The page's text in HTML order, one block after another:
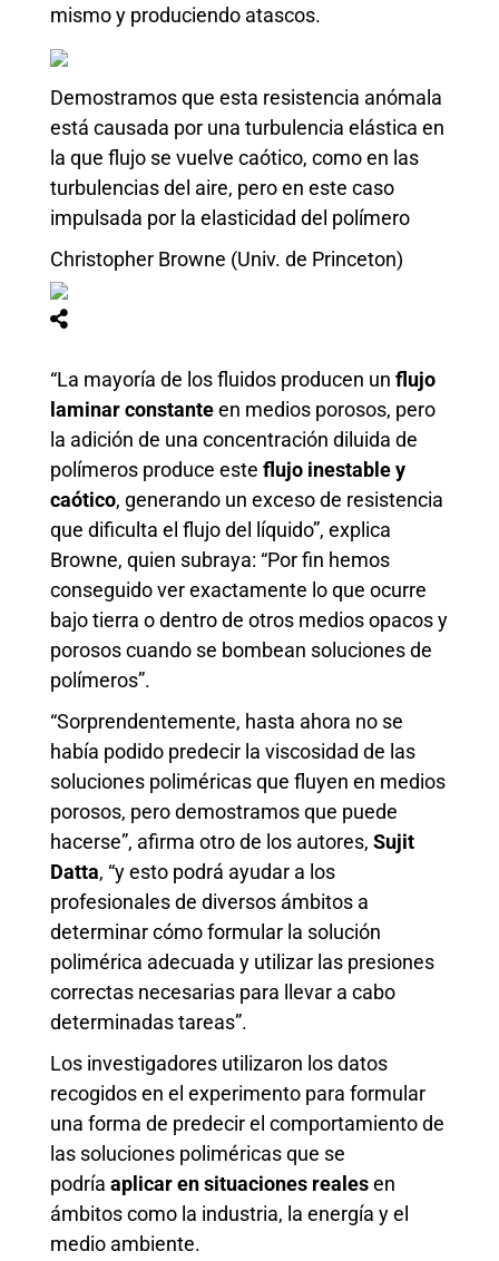
mismo y produciendo atascos.
Demostramos que esta resistencia anómala
está causada por una turbulencia elástica en
la que flujo se vuelve caótico, como en las
turbulencias del aire, pero en este caso
impulsada por la elasticidad del polímero
Christopher Browne (Univ. de Princeton)
“La mayoría de los fluidos producen un flujo
laminar constanteen medios porosos, pero
la adición de una concentración diluida de
polímeros produce este flujo inestable y
caótico, generando un exceso de resistencia
que dificulta el flujo del líquido”, explica
Browne, quien subraya: “Por fin hemos
conseguido ver exactamente lo que ocurre
bajo tierra o dentro de otros medios opacos y
porosos cuando se bombean soluciones de
polímeros”.
“Sorprendentemente, hasta ahora no se
había podido predecir la viscosidad de las
soluciones poliméricas que fluyen en medios
porosos, pero demostramos que puede
hacerse”, afirma otro de los autores, Sujit
Datta, “y esto podrá ayudar a los
profesionales de diversos ámbitos a
determinar cómo formular la solución
polimérica adecuada y utilizar las presiones
correctas necesarias para llevar a cabo
determinadas tareas”.
Los investigadores utilizaron los datos
recogidos en el experimento para formular
una forma de predecir el comportamiento de
las soluciones poliméricas que se
podría aplicar en situaciones realesen
ámbitos como la industria, la energía y el
medio ambiente.